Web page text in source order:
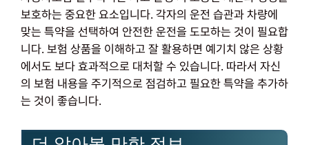
보호하는 중요한 요소입니다. 각자의 운전 습관과 차량에
맞는 특약을 선택하여 안전한 운전을 도모하는 것이 필요합
니다. 보험 상품을 이해하고 잘 활용하면 예기치 않은 상황
에서도 보다 효과적으로 대처할 수 있습니다. 따라서 자신
의 보험 내용을 주기적으로 점검하고 필요한 특약을 추가하
는 것이 좋습니다.